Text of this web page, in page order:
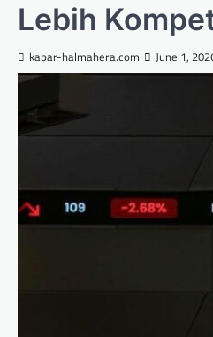
Lebih
kabar-halmahera.com June 1,